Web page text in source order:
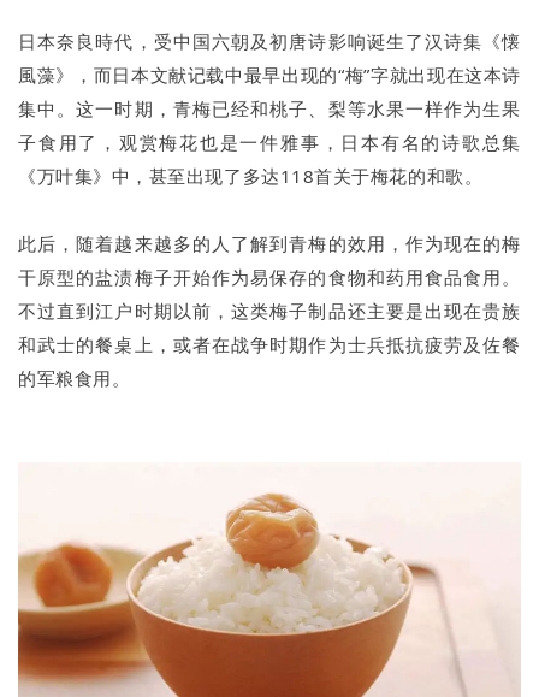
日本奈良時代，受中国六朝及初唐诗影响诞生了汉诗集《懐
風藻》，而日本文献记载中最早出现的“梅”字就出现在这本诗
集中。这一时期，青梅已经和桃子、梨等水果一样作为生果
子食用了，观赏梅花也是一件雅事，日本有名的诗歌总集
《万叶集》中，甚至出现了多达118首关于梅花的和歌。
此后，随着越来越多的人了解到青梅的效用，作为现在的梅
干原型的盐渍梅子开始作为易保存的食物和药用食品食用。
不过直到江户时期以前，这类梅子制品还主要是出现在贵族
和武士的餐桌上，或者在战争时期作为士兵抵抗疲劳及佐餐
的军粮食用。